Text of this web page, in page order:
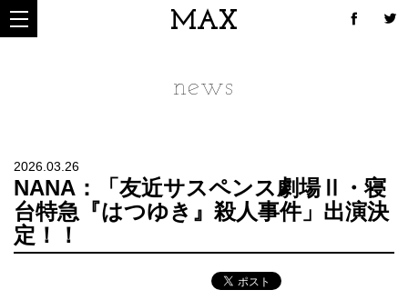
MAX
news
2026.03.26
NANA：「友近サスペンス劇場Ⅱ・寝
台特急『はつゆき』殺人事件」出演決
定！！